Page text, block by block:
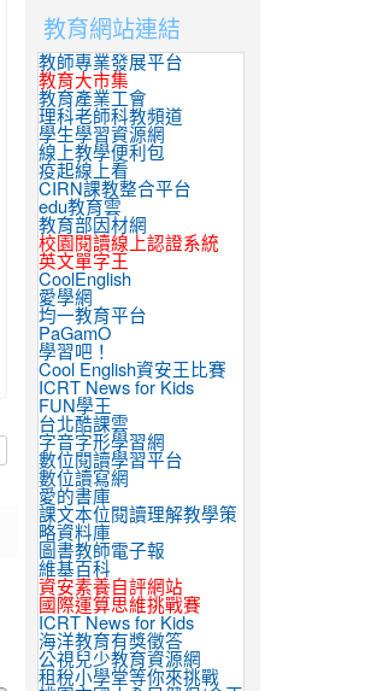
教育網站連結
教師專業發展平台
教育大市集
教育產業工會
理科老師科教頻道
學生學習資源網
線上教學便利包
疫起線上看
CIRN課教整合平台
edu教育雲
教育部因材網
校園閱讀線上認證系統
英文單字王
CoolEnglish
愛學網
均一教育平台
PaGamO
學習吧！
Cool English資安王比賽
ICRT News for Kids
FUN學王
台北酷課雲
字音字形學習網
數位閱讀學習平台
數位讀寫網
愛的書庫
課文本位閱讀理解教學策
略資料庫
圖書教師電子報
維基百科
資安素養自評網站
國際運算思維挑戰賽
ICRT News for Kids
海洋教育有獎徵答
公視兒少教育資源網
租稅小學堂等你來挑戰